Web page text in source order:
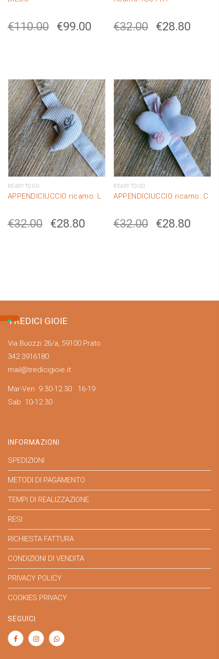
€110.00 €99.00 €32.00 €28.80
READY TO GO
APPENDICIUCCIO ricamo: L
€32.00 €28.80
READY TO GO
APPENDICIUCCIO ricamo: C
€32.00 €28.80
TREDICI GIOIE
Via Buozzi 26/a, 59100 Prato
342 3916180
mail@tredicigioie.it
Mar-Ven 9.30-12.30 16-19
Sab 10-12.30
INFORMAZIONI
SPEDIZIONI
METODI DI PAGAMENTO
TEMPI DI REALIZZAZIONE
RESI
RICHIESTA FATTURA
CONDIZIONI DI VENDITA
PRIVACY POLICY
COOKIES PRIVACY
SEGUICI